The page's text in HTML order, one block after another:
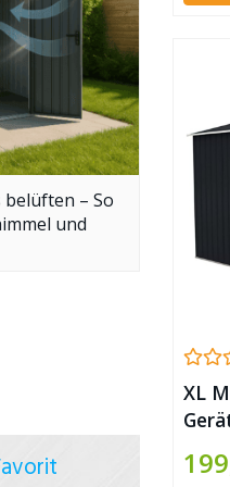
XL
– So
und